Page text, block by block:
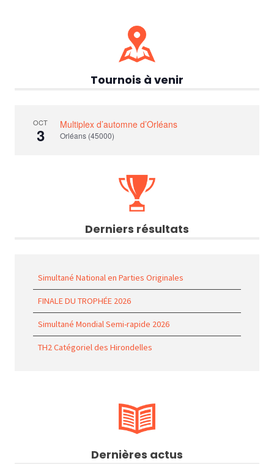
Tournois à venir
OCT
3
Multiplex d’automne d’Orléans
Orléans (45000)
Derniers résultats
Simultané National en Parties Originales
FINALE DU TROPHÉE 2026
Simultané Mondial Semi-rapide 2026
TH2 Catégoriel des Hirondelles
Dernières actus